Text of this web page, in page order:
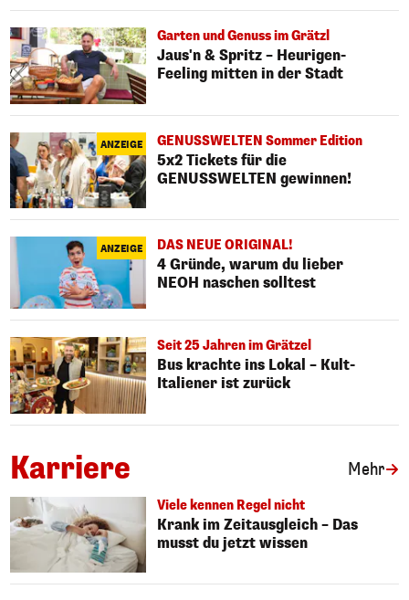
Garten und Genuss im Grätzl
Jaus'n & Spritz – Heurigen-
Feeling mitten in der Stadt
ANZEIGE GENUSSWELTEN Sommer Edition
5x2 Tickets für die
GENUSSWELTEN gewinnen!
ANZEIGE DAS NEUE ORIGINAL!
4 Gründe, warum du lieber
NEOH naschen solltest
Seit 25 Jahren im Grätzel
Bus krachte ins Lokal – Kult-
Italiener ist zurück
Karriere Mehr
Viele kennen Regel nicht
Krank im Zeitausgleich – Das
musst du jetzt wissen